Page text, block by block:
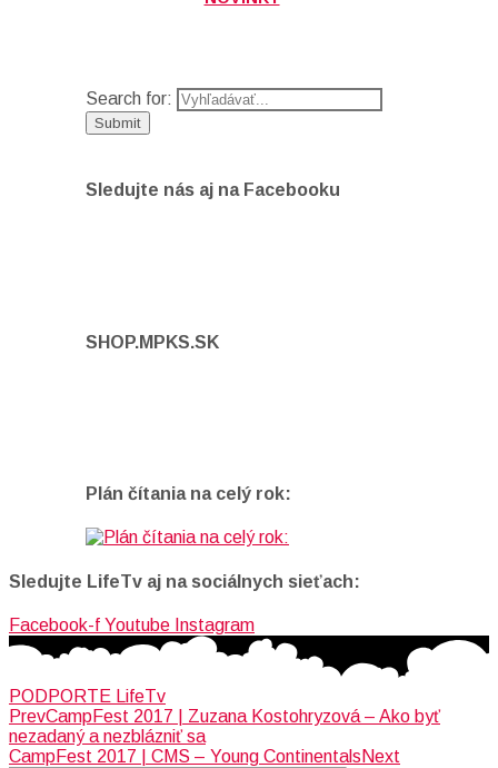
Search for:
Sledujte nás aj na Facebooku
SHOP.MPKS.SK
Plán čítania na celý rok:
Sledujte LifeTv aj na sociálnych sieťach:
Facebook-f Youtube Instagram
PODPORTE LifeTv
PrevCampFest 2017 | Zuzana Kostohryzová – Ako byť
nezadaný a nezblázniť sa
CampFest 2017 | CMS – Young Continentals Next